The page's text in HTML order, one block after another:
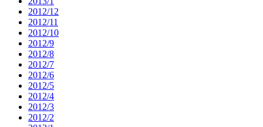
2012/12
2012/11
2012/10
2012/9
2012/8
2012/7
2012/6
2012/5
2012/4
2012/3
2012/2